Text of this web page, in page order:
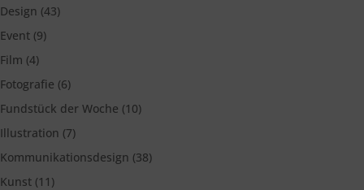
Design (43)
Event (9)
Film (4)
Fotografie (6)
Fundstück der Woche (10)
Illustration (7)
Kommunikationsdesign (38)
Kunst (11)